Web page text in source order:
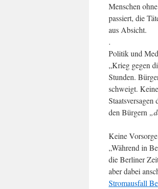
Menschen
passiert, die
aus Absicht.
.
Politik und
„Krieg gegen
Stunden.
schweigt.
Staatsversagen
den Bürgern
Keine Vorsorge
„Während in
die Berliner
aber dabei
Stromausfall